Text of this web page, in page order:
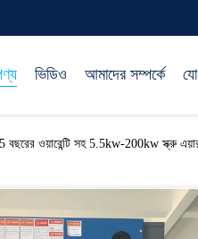
ভিডিও আমাদের সম্পর্কে
বছরের ওয়ারেন্টি সহ 5.5kw-200kw স্ক্রু